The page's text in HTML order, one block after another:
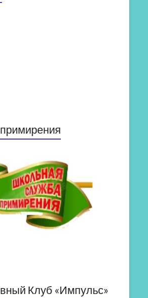
Клуб «Импульс»